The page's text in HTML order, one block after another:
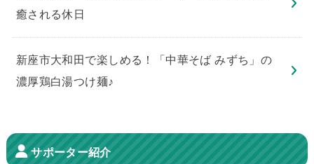
癒される休日
新座市大和田で楽しめる！「中華そば みずち」の
濃厚鶏白湯つけ麺♪
サポーター紹介